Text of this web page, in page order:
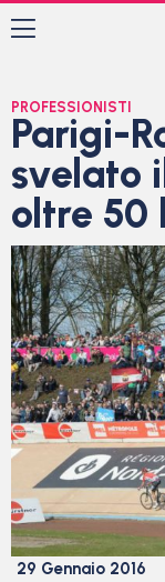
PROFESSIONISTI
Parigi-
svelato
oltre 50
29 Gennaio 2016